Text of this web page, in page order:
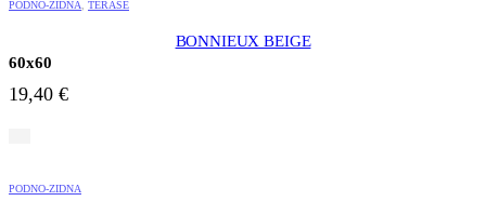
PODNO-ZIDNA TERASE
BONNIEUX BEIGE
60x60
19,40 €
PODNO-ZIDNA